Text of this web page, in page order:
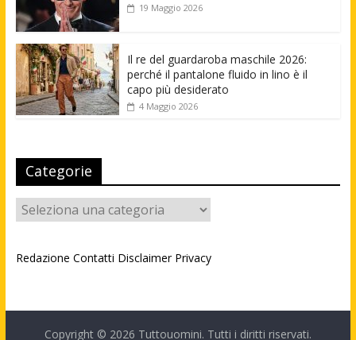
19 Maggio 2026
Il re del guardaroba maschile 2026:
perché il pantalone fluido in lino è il
capo più desiderato
4 Maggio 2026
Categorie
Categorie
Redazione Contatti Disclaimer Privacy
Copyright © 2026 Tuttouomini. Tutti i diritti riservati.